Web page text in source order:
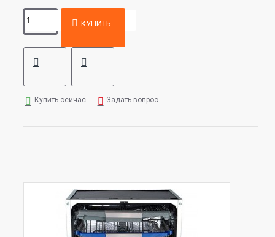
КУПИТЬ
Купить сейчас Задать вопрос